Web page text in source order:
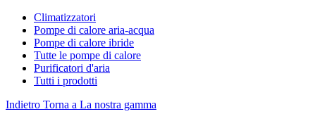
Climatizzatori
Pompe di calore aria-acqua
Pompe di calore ibride
Tutte le pompe di calore
Purificatori d'aria
Tutti i prodotti
Indietro Torna a La nostra gamma